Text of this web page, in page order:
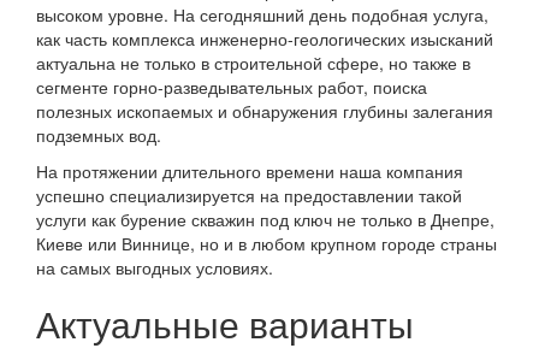
высоком уровне. На сегодняшний день подобная услуга,
как часть комплекса инженерно-геологических изысканий
актуальна не только в строительной сфере, но также в
сегменте горно-разведывательных работ, поиска
полезных ископаемых и обнаружения глубины залегания
подземных вод.
На протяжении длительного времени наша компания
успешно специализируется на предоставлении такой
услуги как бурение скважин под ключ не только в Днепре,
Киеве или Виннице, но и в любом крупном городе страны
на самых выгодных условиях.
Актуальные варианты